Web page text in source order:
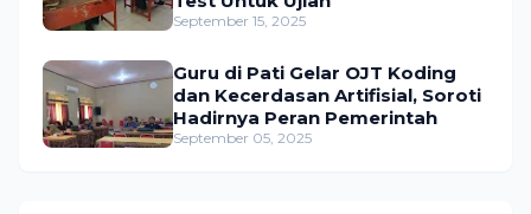
September 15, 2025
Guru di Pati Gelar OJT Koding
dan Kecerdasan Artifisial, Soroti
Hadirnya Peran Pemerintah
September 05, 2025